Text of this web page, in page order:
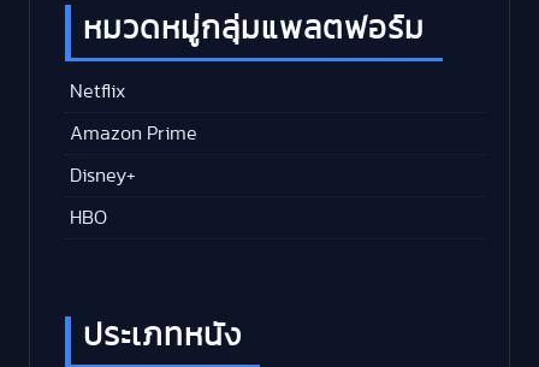
หมวดหมู่กลุ่มแพลตฟอร์ม
Netflix
Amazon Prime
Disney+
HBO
ประเภทหนัง